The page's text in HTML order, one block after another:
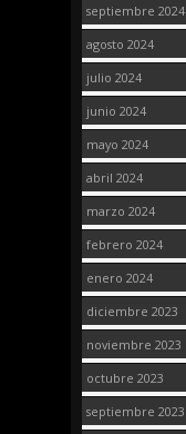
septiembre 2024
agosto 2024
julio 2024
junio 2024
mayo 2024
abril 2024
marzo 2024
febrero 2024
enero 2024
diciembre 2023
noviembre 2023
octubre 2023
septiembre 2023